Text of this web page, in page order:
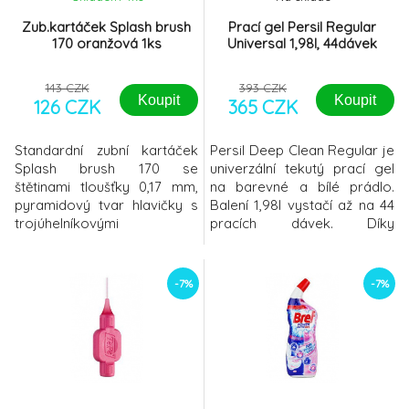
Zub.kartáček Splash brush
170 oranžová 1ks
143 CZK
126 CZK Koupit
Standardní zubní kartáček
Splash brush 170 se
štětinami tloušťky 0,17 mm,
pyramidový tvar hlavičky s
trojúhelníkovými
pro dokonale čisté zuby,
téměř celý mezizubní
prostor a dásně. Splash
Brush se jednoduše dostane
opravdu všude, včetně zadní
stěny zubu. DOSTANE SE
Prací gel Persil Regular
Universal 1,98l, 44dávek
393 CZK
365 CZK Koupit
Persil Deep Clean Regular je
univerzální tekutý prací gel
na barevné a bílé prádlo.
Balení 1,98l vystačí až na 44
pracích dávek. Díky
účinně odstraňuje skvrny a
zanechává prádlo hygienicky
čisté a svěže voňavé. Je
vhodný pro každodenní
praní a účinný i při nízkých
teplotách. Hloubkově
-7% -7%